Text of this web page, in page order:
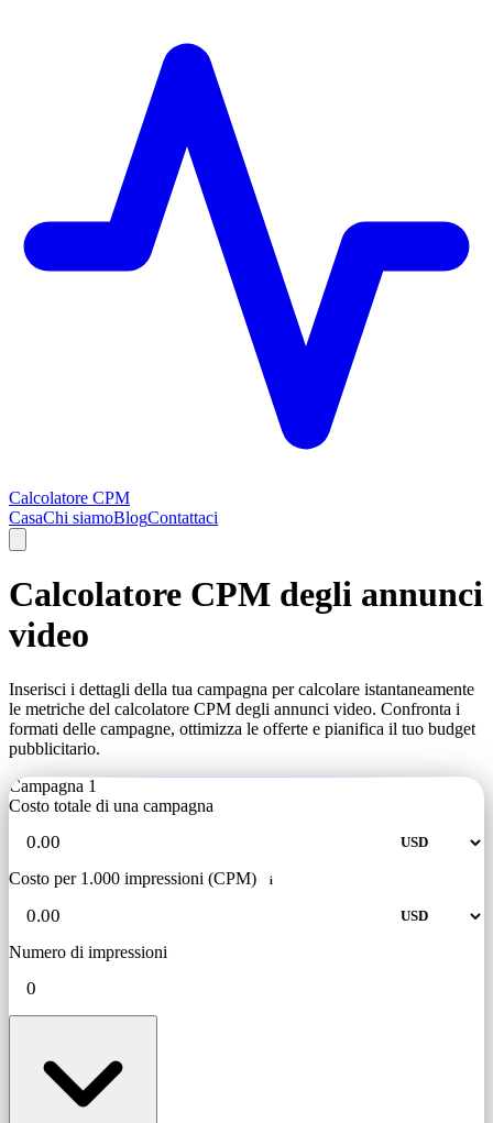
Calcolatore CPM
CasaChi siamoBlogContattaci
Calcolatore CPM degli annunci
video
Inserisci i dettagli della tua campagna per calcolare istantaneamente
le metriche del calcolatore CPM degli annunci video. Confronta i
formati delle campagne, ottimizza le offerte e pianifica il tuo budget
pubblicitario.
Campagna 1
Costo totale di una campagna
Costo per 1.000 impressioni (CPM) i
Numero di impressioni